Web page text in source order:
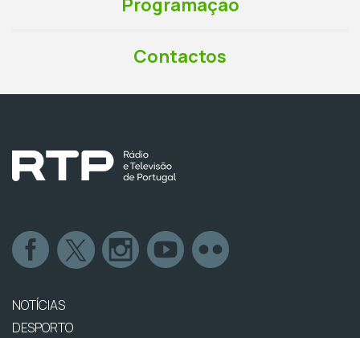
Programação
Contactos
NOTÍCIAS
DESPORTO